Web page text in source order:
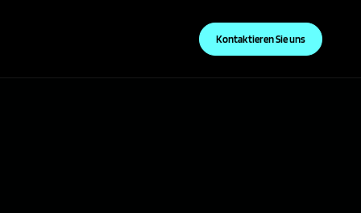
Kontaktieren Sie uns